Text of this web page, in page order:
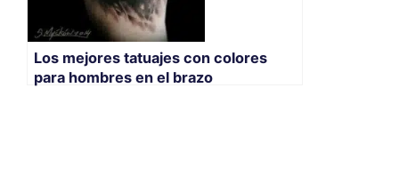
Los mejores tatuajes con colores
para hombres en el brazo